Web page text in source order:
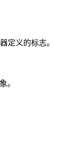
定义的标志。
。